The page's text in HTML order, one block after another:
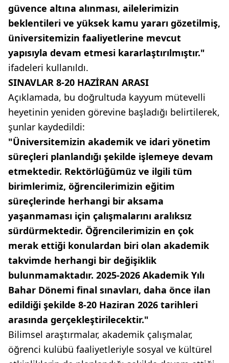
güvence altına alınması, ailelerimizin
beklentileri ve yüksek kamu yararı gözetilmiş,
üniversitemizin faaliyetlerine mevcut
yapısıyla devam etmesi kararlaştırılmıştır."
ifadeleri kullanıldı.
SINAVLAR 8-20 HAZİRAN ARASI
Açıklamada, bu doğrultuda kayyum mütevelli
heyetinin yeniden görevine başladığı belirtilerek,
şunlar kaydedildi:
"Üniversitemizin akademik ve idari yönetim
süreçleri planlandığı şekilde işlemeye devam
etmektedir. Rektörlüğümüz ve ilgili tüm
birimlerimiz, öğrencilerimizin eğitim
süreçlerinde herhangi bir aksama
yaşanmaması için çalışmalarını aralıksız
sürdürmektedir. Öğrencilerimizin en çok
merak ettiği konulardan biri olan akademik
takvimde herhangi bir değişiklik
bulunmamaktadır. 2025-2026 Akademik Yılı
Bahar Dönemi final sınavları, daha önce ilan
edildiği şekilde 8-20 Haziran 2026 tarihleri
arasında gerçekleştirilecektir."
Bilimsel araştırmalar, akademik çalışmalar,
öğrenci kulübü faaliyetleriyle sosyal ve kültürel